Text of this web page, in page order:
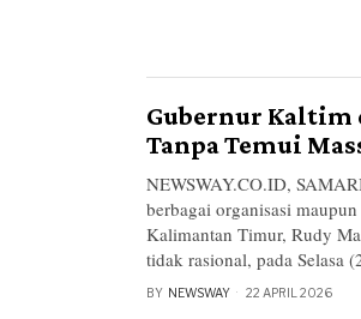
Gubernur Kaltim
Tanpa Temui
NEWSWAY.CO.ID,
berbagai organisasi
Kalimantan Timur, Rudy
tidak rasional, pada Selasa
BY NEWSWAY 22 APRIL 2026